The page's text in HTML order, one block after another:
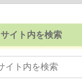
サイト内を検索